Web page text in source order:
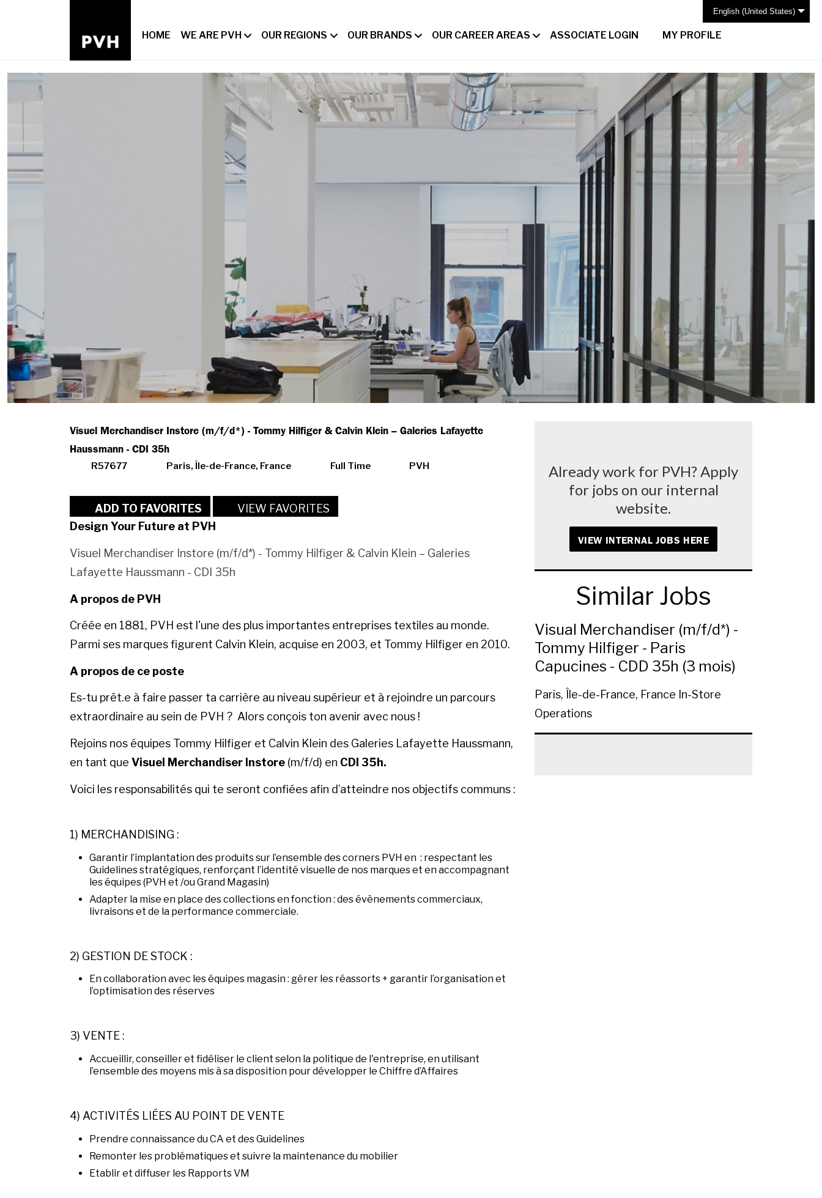
English (United States)
HOME WE ARE PVH OUR REGIONS OUR BRANDS OUR CAREER AREAS ASSOCIATE LOGIN MY PROFILE
Visuel Merchandiser Instore (m/f/d*) - Tommy Hilfiger & Calvin Klein – Galeries Lafayette
Haussmann - CDI 35h
R57677 Paris, Île-de-France, France Full Time PVH
ADD TO FAVORITES
VIEW FAVORITES
Design Your Future at PVH
Visuel Merchandiser Instore (m/f/d*) - Tommy Hilfiger & Calvin Klein – Galeries
Lafayette Haussmann - CDI 35h
A propos de PVH
Créée en 1881, PVH est l'une des plus importantes entreprises textiles au monde.
Parmi ses marques figurent Calvin Klein, acquise en 2003, et Tommy Hilfiger en 2010.
A propos de ce poste
Es-tu prêt.e à faire passer ta carrière au niveau supérieur et à rejoindre un parcours
extraordinaire au sein de PVH ? Alors conçois ton avenir avec nous !
Rejoins nos équipes Tommy Hilfiger et Calvin Klein des Galeries Lafayette Haussmann,
en tant que Visuel Merchandiser Instore (m/f/d) en CDI 35h.
Voici les responsabilités qui te seront confiées afin d’atteindre nos objectifs communs :
1) MERCHANDISING :
Garantir l’implantation des produits sur l’ensemble des corners PVH en : respectant les
Guidelines stratégiques, renforçant l’identité visuelle de nos marques et en accompagnant
les équipes (PVH et /ou Grand Magasin)
Adapter la mise en place des collections en fonction : des évènements commerciaux,
livraisons et de la performance commerciale.
2) GESTION DE STOCK :
En collaboration avec les équipes magasin : gérer les réassorts + garantir l’organisation et
l’optimisation des réserves
3) VENTE :
Accueillir, conseiller et fidéliser le client selon la politique de l'entreprise, en utilisant
l’ensemble des moyens mis à sa disposition pour développer le Chiffre d’Affaires
4) ACTIVITÉS LIÉES AU POINT DE VENTE
Prendre connaissance du CA et des Guidelines
Remonter les problématiques et suivre la maintenance du mobilier
Etablir et diffuser les Rapports VM
Already work for PVH? Apply
for jobs on our internal
website.
VIEW INTERNAL JOBS HERE
Similar Jobs
Visual Merchandiser (m/f/d*) -
Tommy Hilfiger - Paris
Capucines - CDD 35h (3 mois)
Paris, Île-de-France, France In-Store
Operations